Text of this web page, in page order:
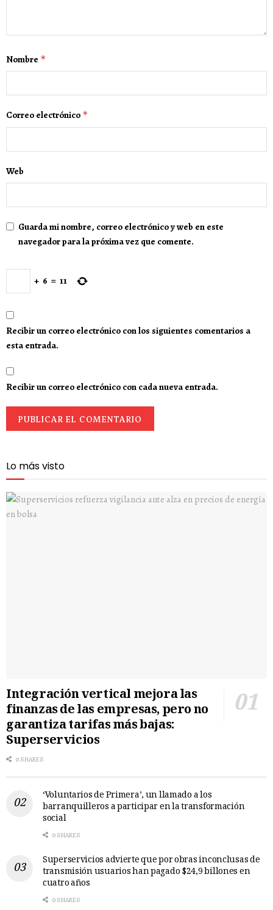
Nombre *
Correo electrónico *
Web
Guarda mi nombre, correo electrónico y web en este
navegador para la próxima vez que comente.
+ 6 = 11
Recibir un correo electrónico con los siguientes comentarios a
esta entrada.
Recibir un correo electrónico con cada nueva entrada.
Lo más visto
Integración vertical mejora las
finanzas de las empresas, pero no
garantiza tarifas más bajas:
Superservicios
0 SHARES
‘Voluntarios de Primera’, un llamado a los
barranquilleros a participar en la transformación
social
0 SHARES
Superservicios advierte que por obras inconclusas de
transmisión usuarios han pagado $24,9 billones en
cuatro años
0 SHARES